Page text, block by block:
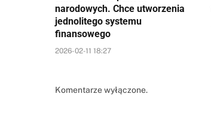
narodowych. Chce utworzenia
jednolitego systemu
finansowego
2026-02-11 18:27
Komentarze wyłączone.